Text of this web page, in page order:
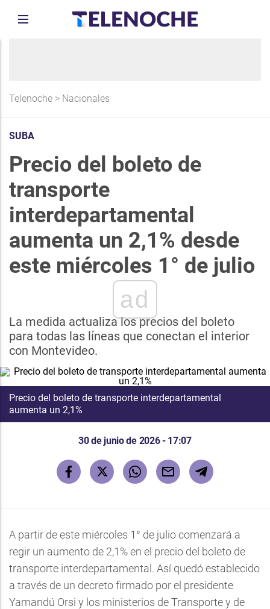
Telenoche > Nacionales
SUBA
Precio del boleto de
transporte
interdepartamental
aumenta un 2,1% desde
este miércoles 1° de julio
ad
La medida actualiza los precios del boleto
para todas las líneas que conectan el interior
con Montevideo.
Precio del boleto de transporte interdepartamental
aumenta un 2,1%
30 de junio de 2026 - 17:07
A partir de este miércoles 1° de julio comenzará a
regir un aumento de 2,1% en el precio del boleto de
transporte interdepartamental. Así quedó establecido
a través de un decreto firmado por el presidente
Yamandú Orsi y los ministerios de Transporte y de